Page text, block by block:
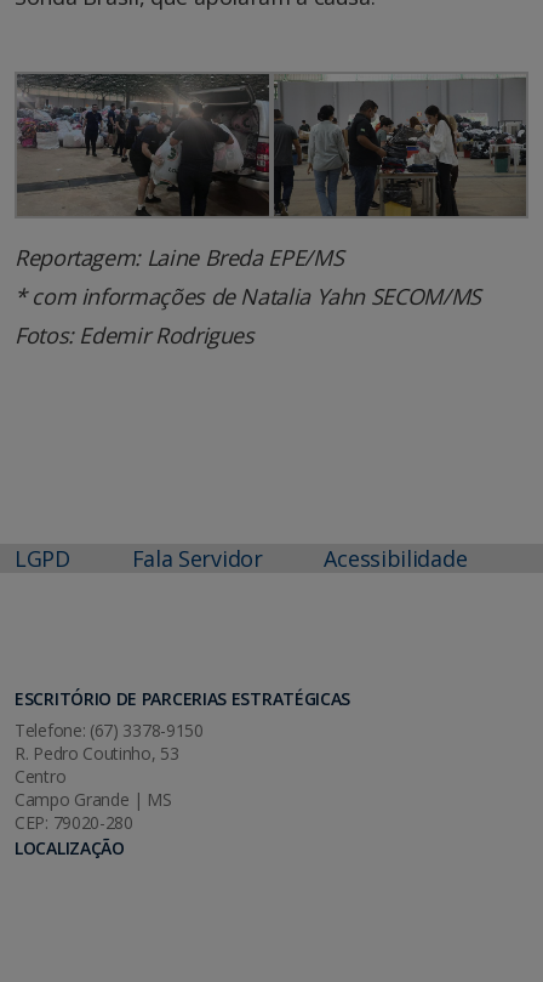
Reportagem: Laine Breda EPE/MS
* com informações de Natalia Yahn SECOM/MS
Fotos: Edemir Rodrigues
LGPD Fala Servidor Acessibilidade
ESCRITÓRIO DE PARCERIAS ESTRATÉGICAS
Telefone: (67) 3378-9150
R. Pedro Coutinho, 53
Centro
Campo Grande | MS
CEP: 79020-280
LOCALIZAÇÃO